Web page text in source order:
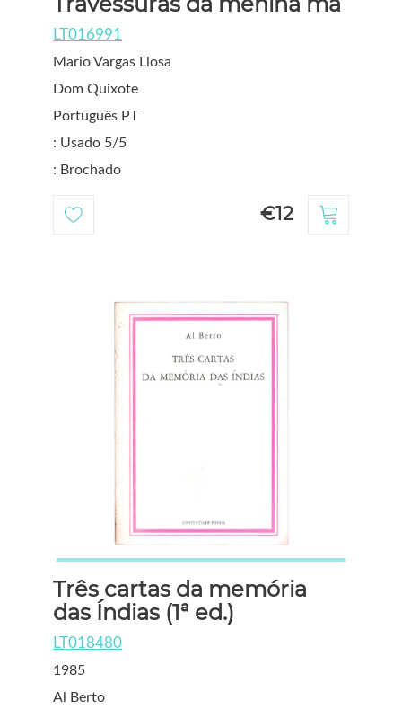
LT016991
Mario Vargas Llosa
Dom Quixote
Português PT
: Usado 5/5
: Brochado
€12
Três cartas da memória
das Índias (1ª ed.)
LT018480
1985
Al Berto